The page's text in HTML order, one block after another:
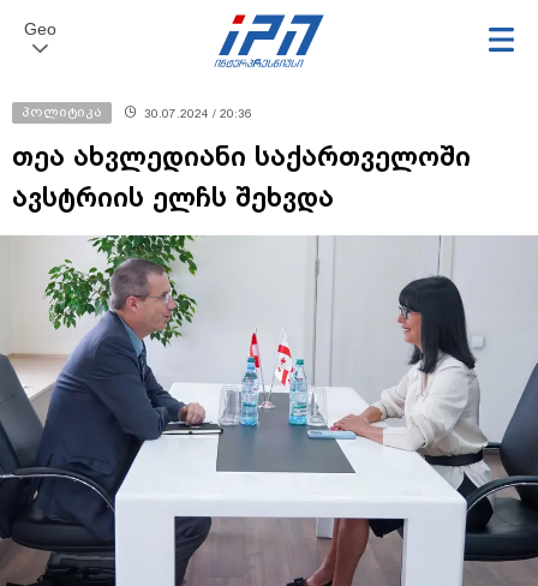
Geo
პოლიტიკა 30.07.2024 / 20:36
თეა ახვლედიანი საქართველოში
ავსტრიის ელჩს შეხვდა